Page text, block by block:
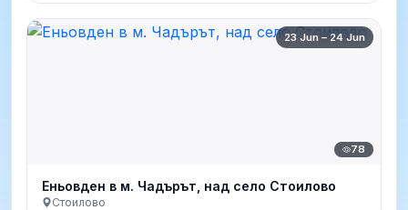
23 Jun – 24 Jun
78
Еньовден в м. Чадърът, над село Стоилово
Стоилово